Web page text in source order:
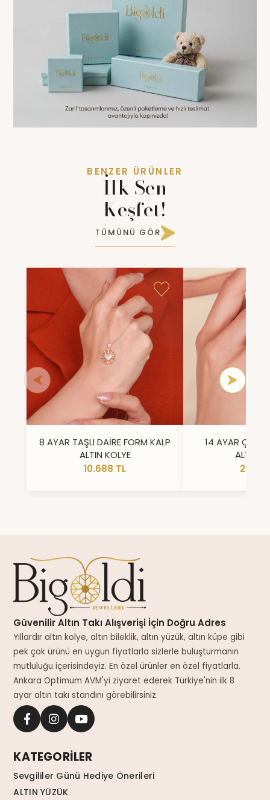
BENZER ÜRÜNLER
İlk Sen
Keşfet!
TÜMÜNÜ GÖR
8 AYAR TAŞLI DAİRE FORM KALP
ALTIN KOLYE
10.688 TL
14 AYAR ÇİFT
ALTIN
Güvenilir Altın Takı Alışverişi İçin Doğru Adres
Yıllardır altın kolye, altın bileklik, altın yüzük, altın küpe gibi
pek çok ürünü en uygun fiyatlarla sizlerle buluşturmanın
mutluluğu içerisindeyiz. En özel ürünler en özel fiyatlarla.
Ankara Optimum AVM'yi ziyaret ederek Türkiye'nin ilk 8
ayar altın takı standını görebilirsiniz.
KATEGORİLER
Sevgililer Günü Hediye Önerileri
ALTIN YÜZÜK